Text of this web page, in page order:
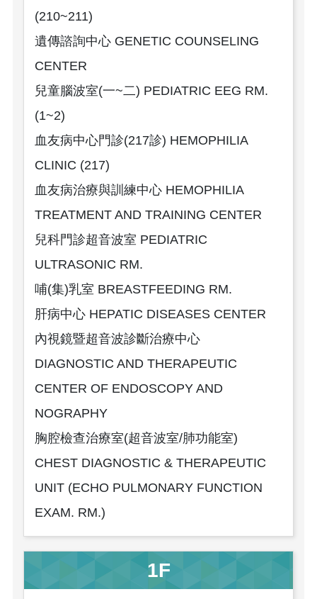
(210~211)
遺傳諮詢中心 GENETIC COUNSELING
CENTER
兒童腦波室(一~二) PEDIATRIC EEG RM.
(1~2)
血友病中心門診(217診) HEMOPHILIA
CLINIC (217)
血友病治療與訓練中心 HEMOPHILIA
TREATMENT AND TRAINING CENTER
兒科門診超音波室 PEDIATRIC
ULTRASONIC RM.
哺(集)乳室 BREASTFEEDING RM.
肝病中心 HEPATIC DISEASES CENTER
內視鏡暨超音波診斷治療中心
DIAGNOSTIC AND THERAPEUTIC
CENTER OF ENDOSCOPY AND
NOGRAPHY
胸腔檢查治療室(超音波室/肺功能室)
CHEST DIAGNOSTIC & THERAPEUTIC
UNIT (ECHO PULMONARY FUNCTION
EXAM. RM.)
1F